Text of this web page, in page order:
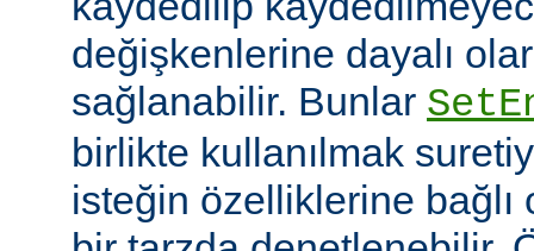
değişkenlerine dayalı
sağlanabilir. Bunlar
birlikte kullanılmak
isteğin özelliklerine